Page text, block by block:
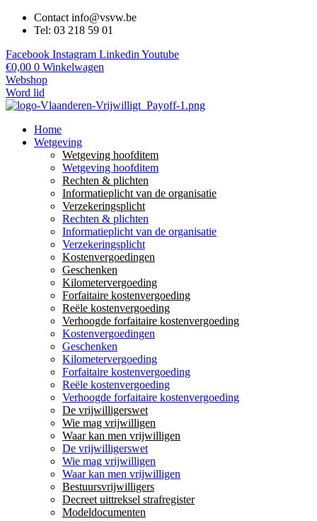
Contact info@vsvw.be
Tel: 03 218 59 01
Facebook Instagram Linkedin Youtube
€0,00 0 Winkelwagen
Webshop
Word lid
Home
Wetgeving
Wetgeving hoofditem
Wetgeving hoofditem
Rechten & plichten
Informatieplicht van de organisatie
Verzekeringsplicht
Rechten & plichten
Informatieplicht van de organisatie
Verzekeringsplicht
Kostenvergoedingen
Geschenken
Kilometervergoeding
Forfaitaire kostenvergoeding
Reële kostenvergoeding
Verhoogde forfaitaire kostenvergoeding
Kostenvergoedingen
Geschenken
Kilometervergoeding
Forfaitaire kostenvergoeding
Reële kostenvergoeding
Verhoogde forfaitaire kostenvergoeding
De vrijwilligerswet
Wie mag vrijwilligen
Waar kan men vrijwilligen
De vrijwilligerswet
Wie mag vrijwilligen
Waar kan men vrijwilligen
Bestuursvrijwilligers
Decreet uittreksel strafregister
Modeldocumenten